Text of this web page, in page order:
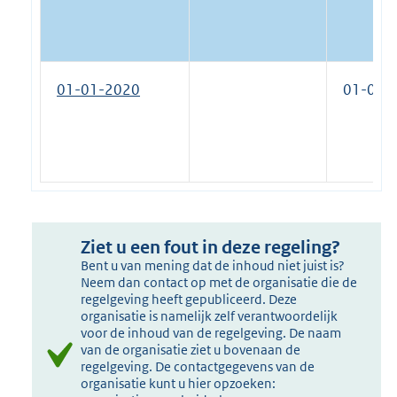
01-01-2020 01-01-
Ziet u een fout in deze regeling?
Bent u van mening dat de inhoud niet juist is?
Neem dan contact op met de organisatie die de
regelgeving heeft gepubliceerd. Deze
organisatie is namelijk zelf verantwoordelijk
voor de inhoud van de regelgeving. De naam
van de organisatie ziet u bovenaan de
regelgeving. De contactgegevens van de
organisatie kunt u hier opzoeken: